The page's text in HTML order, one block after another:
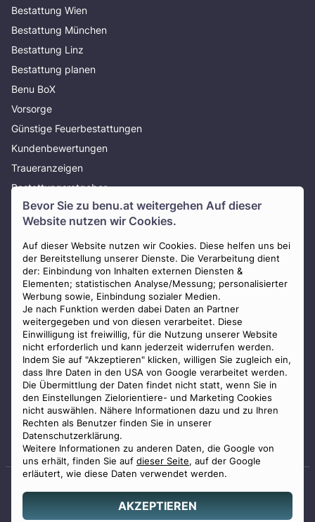
Bevor Sie zu benu.at weitergehen Auf dieser
Website nutzen wir Cookies.
Auf dieser Website nutzen wir Cookies. Diese helfen uns bei
der Bereitstellung unserer Dienste. Die Verarbeitung dient
der: Einbindung von Inhalten externen Diensten &
Elementen; statistischen Analyse/Messung; personalisierter
Werbung sowie, Einbindung sozialer Medien.
Je nach Funktion werden dabei Daten an Partner
weitergegeben und von diesen verarbeitet. Diese
Einwilligung ist freiwillig, für die Nutzung unserer Website
nicht erforderlich und kann jederzeit widerrufen werden.
Indem Sie auf "Akzeptieren" klicken, willigen Sie zugleich ein,
dass Ihre Daten in den USA von Google verarbeitet werden.
Die Übermittlung der Daten findet nicht statt, wenn Sie in
den Einstellungen Zielorientiere- und Marketing Cookies
nicht auswählen. Nähere Informationen dazu und zu Ihren
Rechten als Benutzer finden Sie in unserer
Datenschutzerklärung.
Weitere Informationen zu anderen Daten, die Google von
uns erhält, finden Sie auf dieser Seite, auf der Google
erläutert, wie diese Daten verwendet werden.
AKZEPTIEREN
Bestattung Wien
Bestattung München
Bestattung Linz
Bestattung planen
Benu BoX
Vorsorge
Günstige Feuerbestattungen
Kundenbewertungen
Traueranzeigen
Bestattungsratgeber
Über uns
Presse
AGB
Impressum
Datenschutz
Widerrufsbelehrung
Zahlungsmöglichkeiten
Staatlich geprüfter
© 2026 Benu GmbH. Alle Rechte vorbehalten.